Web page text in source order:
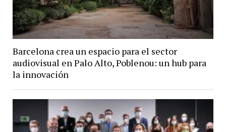
Barcelona crea un espacio para el sector
audiovisual en Palo Alto, Poblenou: un hub para
la innovación